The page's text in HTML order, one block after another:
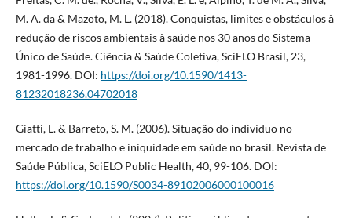
M. A. da & Mazoto, M. L. (2018). Conquistas, limites e obstáculos à
redução de riscos ambientais à saúde nos 30 anos do Sistema
Único de Saúde. Ciência & Saúde Coletiva, SciELO Brasil, 23,
1981-1996. DOI: https://doi.org/10.1590/1413-
81232018236.04702018
Giatti, L. & Barreto, S. M. (2006). Situação do indivíduo no
mercado de trabalho e iniquidade em saúde no brasil. Revista de
Saúde Pública, SciELO Public Health, 40, 99-106. DOI:
https://doi.org/10.1590/S0034-89102006000100016